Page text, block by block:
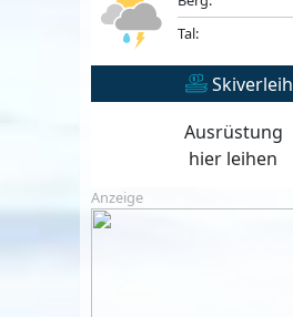
Tal:
Skiverleih
Ausrüstung
hier leihen
Anzeige